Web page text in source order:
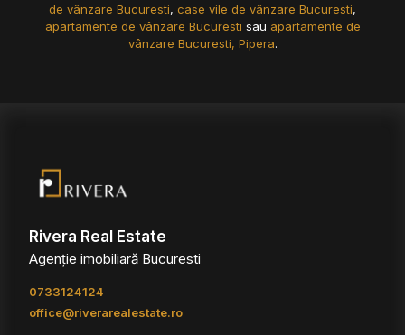
de vânzare Bucuresti, case vile de vânzare Bucuresti,
apartamente de vânzare Bucuresti sau apartamente de
vânzare Bucuresti, Pipera.
Rivera Real Estate
Agenție imobiliară Bucuresti
0733124124
office@riverarealestate.ro